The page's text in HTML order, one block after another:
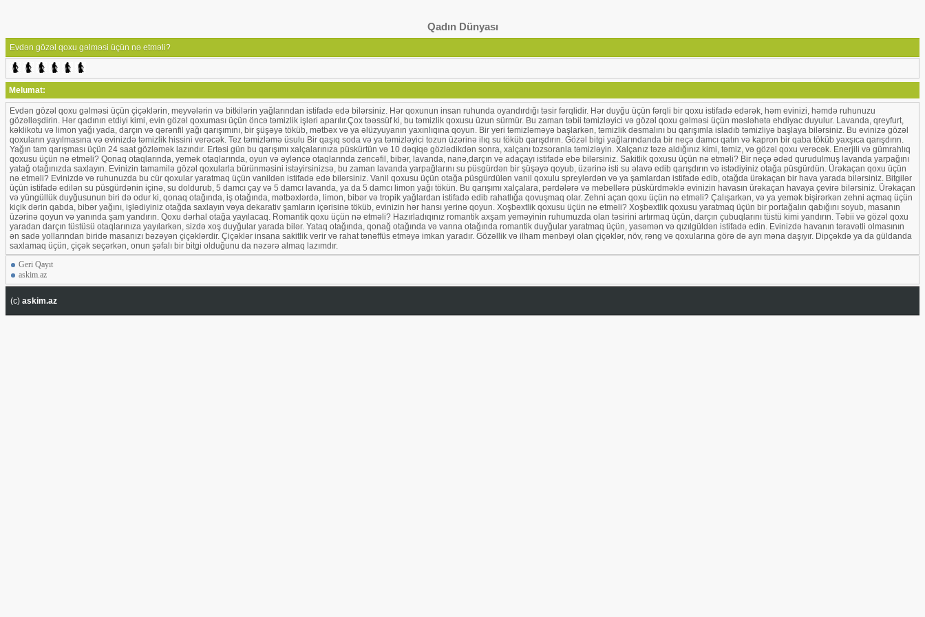
Qadın Dünyası
Evdən gözəl qoxu gəlməsi üçün nə etməli?
Melumat:
Evdən gözəl qoxu gəlməsi üçün çiçəklərin, meyvələrin və bitkilərin yağlarından istifadə edə bilərsiniz. Hər qoxunun insan ruhunda oyandırdığı təsir fərqlidir. Hər duyğu üçün fərqli bir qoxu istifadə edərək, həm evinizi, həmdə ruhunuzu
gözəlləşdirin. Hər qadının etdiyi kimi, evin gözəl qoxuması üçün öncə təmizlik işləri aparılır.Çox təəssüf ki, bu təmizlik qoxusu üzun sürmür. Bu zaman təbii təmizləyici və gözəl qoxu gəlməsi üçün məsləhətə ehdiyac duyulur. Lavanda, qreyfurt,
kəklikotu və limon yağı yada, darçın və qərənfil yağı qarışımını, bir şüşəyə töküb, mətbəx və ya əlüzyuyanın yaxınlıqına qoyun. Bir yeri təmizləməyə başlarkən, təmizlik dəsmalını bu qarışımla isladıb təmizliyə başlaya bilərsiniz. Bu evinizə gözəl
qoxuların yayılmasına və evinizdə təmizlik hissini verəcək. Tez təmizləmə üsulu Bir qaşıq soda və ya təmizləyici tozun üzərinə ilıq su töküb qarışdırın. Gözəl bitgi yağlarındanda bir neçə damcı qatın və kapron bir qaba töküb yaxşıca qarışdırın.
Yağın tam qarışması üçün 24 saat gözləmək lazındır. Ertəsi gün bu qarışımı xalçalarınıza püskürtün və 10 dəqiqə gözlədikdən sonra, xalçanı tozsoranla təmizləyin. Xalçanız təzə aldığınız kimi, təmiz, və gözəl qoxu verəcək. Enerjili və gümrahlıq
qoxusu üçün nə etməli? Qonaq otaqlarında, yemək otaqlarında, oyun və əyləncə otaqlarında zəncəfil, bibər, lavanda, nanə,darçın və adaçayı istifadə ebə bilərsiniz. Sakitlik qoxusu üçün nə etməli? Bir neçə ədəd qurudulmuş lavanda yarpağını
yatağ otağınızda saxlayın. Evinizin tamamilə gözəl qoxularla bürünməsini istəyirsinizsə, bu zaman lavanda yarpağlarını su püsgürdən bir şüşəyə qoyub, üzərinə isti su əlavə edib qarışdırın və istədiyiniz otağa püsgürdün. Ürəkaçan qoxu üçün
nə etməli? Evinizdə və ruhunuzda bu cür qoxular yaratmaq üçün vanildən istifadə edə bilərsiniz. Vanil qoxusu üçün otağa püsgürdülən vanil qoxulu spreylərdən və ya şamlardan istifadə edib, otağda ürəkaçan bir hava yarada bilərsiniz. Bitgilər
üçün istifadə edilən su püsgürdənin içinə, su doldurub, 5 damcı çay və 5 damcı lavanda, ya da 5 damcı limon yağı tökün. Bu qarışımı xalçalara, pərdələrə və mebellərə püskürdməklə evinizin havasın ürəkaçan havaya çevirə bilərsiniz. Ürəkaçan
və yüngüllük duyğusunun biri də odur ki, qonaq otağında, iş otağında, mətbəxlərdə, limon, bibər və tropik yağlardan istifadə edib rahatlığa qovuşmaq olar. Zehni açan qoxu üçün nə etməli? Çalışarkən, və ya yemək bişirərkən zehni açmaq üçün
kiçik dərin qabda, bibər yağını, işlədiyiniz otağda saxlayın vəya dekarativ şamların içərisinə töküb, evinizin hər hansı yerinə qoyun. Xoşbəxtlik qoxusu üçün nə etməli? Xoşbəxtlik qoxusu yaratmaq üçün bir portağalın qabığını soyub, masanın
üzərinə qoyun və yanında şam yandırın. Qoxu dərhal otağa yayılacaq. Romantik qoxu üçün nə etməli? Hazırladıqınız romantik axşam yeməyinin ruhumuzda olan təsirini artırmaq üçün, darçın çubuqlarını tüstü kimi yandırın. Təbii və gözəl qoxu
yaradan darçın tüstüsü otaqlarınıza yayılarkən, sizdə xoş duyğular yarada bilər. Yataq otağında, qonağ otağında və vanna otağında romantik duyğular yaratmaq üçün, yasəmən və qızılgüldən istifadə edin. Evinizdə havanın təravətli olmasının
ən sadə yollarından biridə masanızı bəzəyən çiçəklərdir. Çiçəklər insana sakitlik verir və rahat tənəffüs etməyə imkan yaradır. Gözəllik və ilham mənbəyi olan çiçəklər, növ, rəng və qoxularına görə də ayrı məna daşıyır. Dipçəkdə ya da güldanda
saxlamaq üçün, çiçək seçərkən, onun şəfalı bir bitgi olduğunu da nəzərə almaq lazımdır.
Geri Qayıt
askim.az
(c) askim.az